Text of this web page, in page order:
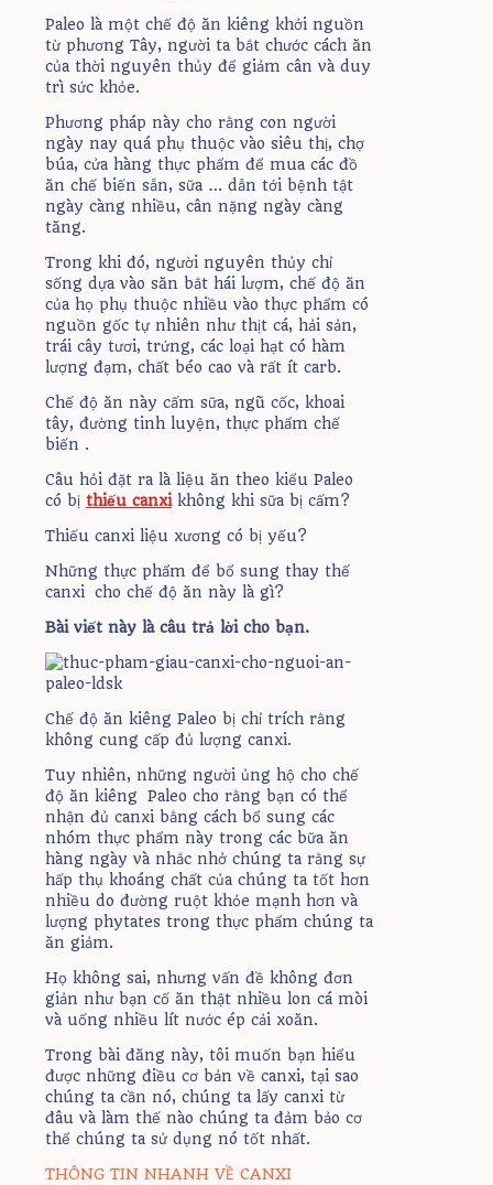
Paleo là một chế độ ăn kiêng khởi nguồn
từ phương Tây, người ta bắt chước cách ăn
của thời nguyên thủy để giảm cân và duy
trì sức khỏe.
Phương pháp này cho rằng con người
ngày nay quá phụ thuộc vào siêu thị, chợ
búa, cửa hàng thực phẩm để mua các đồ
ăn chế biến sẵn, sữa … dẫn tới bệnh tật
ngày càng nhiều, cân nặng ngày càng
tăng.
Trong khi đó, người nguyên thủy chỉ
sống dựa vào săn bắt hái lượm, chế độ ăn
của họ phụ thuộc nhiều vào thực phẩm có
nguồn gốc tự nhiên như thịt cá, hải sản,
trái cây tươi, trứng, các loại hạt có hàm
lượng đạm, chất béo cao và rất ít carb.
Chế độ ăn này cấm sữa, ngũ cốc, khoai
tây, đường tinh luyện, thực phẩm chế
biến .
Câu hỏi đặt ra là liệu ăn theo kiểu Paleo
có bị thiếu canxi không khi sữa bị cấm?
Thiếu canxi liệu xương có bị yếu?
Những thực phẩm để bổ sung thay thế
canxi cho chế độ ăn này là gì?
Bài viết này là câu trả lời cho bạn.
Chế độ ăn kiêng Paleo bị chỉ trích rằng
không cung cấp đủ lượng canxi.
Tuy nhiên, những người ủng hộ cho chế
độ ăn kiêng Paleo cho rằng bạn có thể
nhận đủ canxi bằng cách bổ sung các
nhóm thực phẩm này trong các bữa ăn
hàng ngày và nhắc nhở chúng ta rằng sự
hấp thụ khoáng chất của chúng ta tốt hơn
nhiều do đường ruột khỏe mạnh hơn và
lượng phytates trong thực phẩm chúng ta
ăn giảm.
Họ không sai, nhưng vấn đề không đơn
giản như bạn cố ăn thật nhiều lon cá mòi
và uống nhiều lít nước ép cải xoăn.
Trong bài đăng này, tôi muốn bạn hiểu
được những điều cơ bản về canxi, tại sao
chúng ta cần nó, chúng ta lấy canxi từ
đâu và làm thế nào chúng ta đảm bảo cơ
thể chúng ta sử dụng nó tốt nhất.
THÔNG TIN NHANH VỀ CANXI